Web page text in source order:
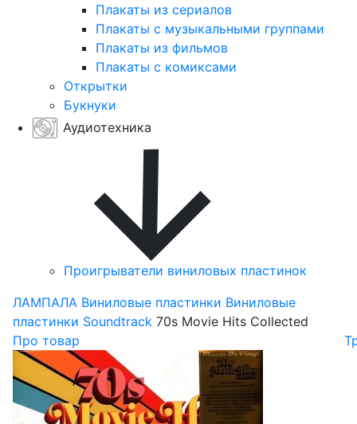
Плакаты из сериалов
Плакаты с музыкальными группами
Плакаты из фильмов
Плакаты с комиксами
Открытки
Букнуки
Аудиотехника
Проигрыватели виниловых пластинок
ЛАМПАЛА Виниловые пластинки Виниловые
пластинки Soundtrack 70s Movie Hits Collected
Про товар